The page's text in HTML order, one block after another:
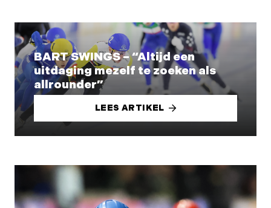
BART SWINGS – “Altijd een
uitdaging mezelf te zoeken als
allrounder”
LEES ARTIKEL